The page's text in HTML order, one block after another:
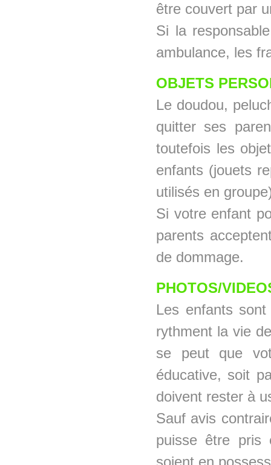
être couvert par
Si la
ambulance, les
OBJETS
Le doudou,
quitter ses
toutefois les
enfants (jouets
utilisés en
Si votre enfant
parents
de dommage.
PHOTOS/
Les enfants
rythment la vie
se peut que
éducative, soit
doivent rester à
Sauf avis
puisse être pris
soient en